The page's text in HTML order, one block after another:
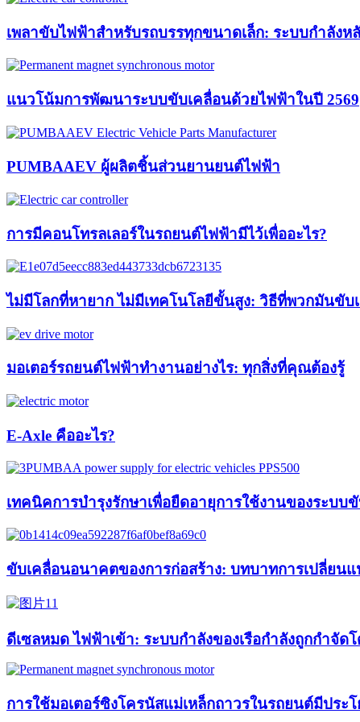
เพลาขับไฟฟ้าสำหรับรถบรรทุกขนาดเล็ก: ระบบกำลังห
แนวโน้มการพัฒนาระบบขับเคลื่อนด้วยไฟฟ้าในปี 2569
PUMBAAEV ผู้ผลิตชิ้นส่วนยานยนต์ไฟฟ้า
การมีคอนโทรลเลอร์ในรถยนต์ไฟฟ้ามีไว้เพื่ออะไร?
ไม่มีโลกที่หายาก ไม่มีเทคโนโลยีขั้นสูง: วิธีที่พวกมันขับ
มอเตอร์รถยนต์ไฟฟ้าทำงานอย่างไร: ทุกสิ่งที่คุณต้องรู้
E-Axle คืออะไร?
เทคนิคการบำรุงรักษาเพื่อยืดอายุการใช้งานของระบบ
ขับเคลื่อนอนาคตของการก่อสร้าง: บทบาทการเปลี่ยน
ดีเซลหมด ไฟฟ้าเข้า: ระบบกำลังของเรือกำลังถูกกำจัด
การใช้มอเตอร์ซิงโครนัสแม่เหล็กถาวรในรถยนต์มีประ